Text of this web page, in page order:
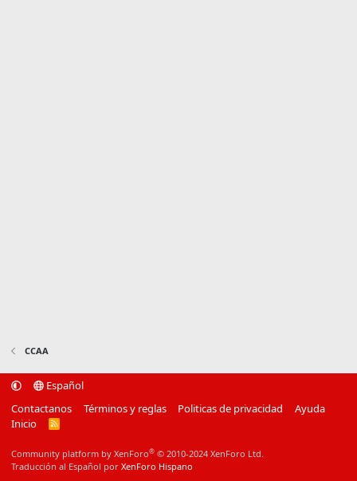
CCAA
Español
Contactanos
Términos y reglas Politicas de privacidad
Ayuda
Inicio
R
Community platform by XenForo® © 2010-2024 XenForo Ltd.
Traducción al Español por XenForo Hispano